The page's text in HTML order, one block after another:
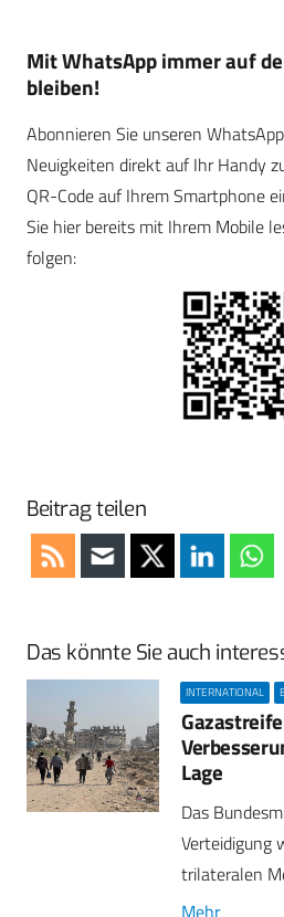
Mit WhatsApp immer auf
bleiben!
Abonnieren Sie unseren
Neuigkeiten direkt auf Ihr Handy
QR-Code auf Ihrem Smartphone
Sie hier bereits mit Ihrem Mobile
folgen:
Beitrag teilen
Das könnte Sie auch
INTERNATIONAL
Lage
Das
Verteidigung
trilateralen
Mehr